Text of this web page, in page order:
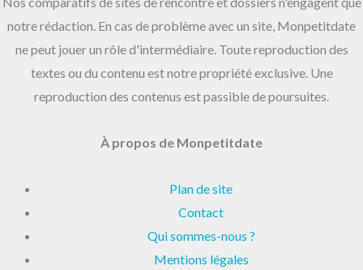
notre rédaction. En cas de problème avec un site, Monpetitdate
ne peut jouer un rôle d'intermédiaire. Toute reproduction des
textes ou du contenu est notre propriété exclusive. Une
reproduction des contenus est passible de poursuites.
À propos de Monpetitdate
Plan de site
Contact
Qui sommes-nous ?
Mentions légales